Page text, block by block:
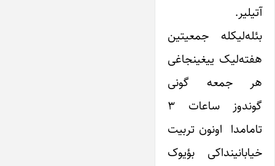
آتیلیر.
بئله‌لیکله جمعیتین
هفته‌لیک ییغینجاغی
هر جمعه گونی
گوندوز ساعات ۳
تامامدا اونون تربیت
خیابانینداکی بؤیوک